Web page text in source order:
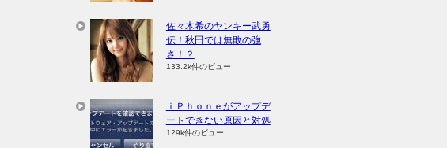
佐々木希のヤンキー武勇
伝！秋田では無敗の強
さ！？
133.2k件のビュー
ｉＰｈｏｎｅがアップデ
ートできない原因と対処
129k件のビュー